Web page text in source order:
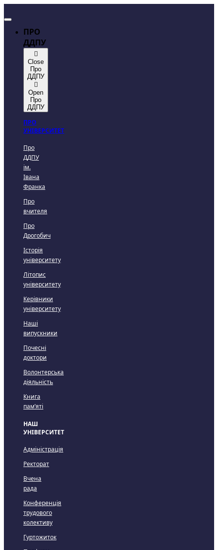
ПРО
ДДПУ
Close
Про
ДДПУ
Open
Про
ДДПУ
ПРО
УНІВЕРСИТЕТ
Про
ДДПУ
ім.
Івана
Франка
Про
вчителя
Про
Дрогобич
Історія
університету
Літопис
університету
Керівники
університету
Наші
випускники
Почесні
доктори
Волонтерська
діяльність
Книга
пам’яті
НАШ
УНІВЕРСИТЕТ
Адміністрація
Ректорат
Вчена
рада
Конференція
трудового
колективу
Гуртожиток